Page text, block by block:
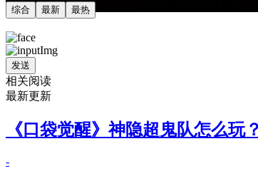
综合 最新 最热
发送
相关阅读
最新更新
《口袋觉醒》神隐超鬼队怎么
-